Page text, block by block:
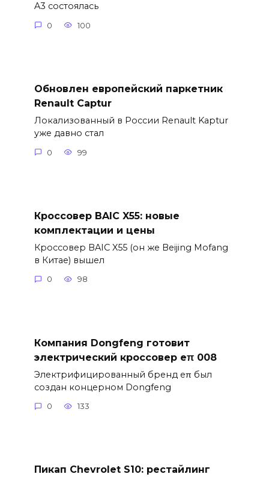
A3 состоялась
0 100
Обновлен европейский паркетник
Renault Captur
Локализованный в России Renault Kaptur
уже давно стал
0 99
Кроссовер BAIC X55: новые
комплектации и цены
Кроссовер BAIC X55 (он же Beijing Mofang
в Китае) вышел
0 98
Компания Dongfeng готовит
электрический кроссовер eπ 008
Электрифицированный бренд eπ был
создан концерном Dongfeng
0 133
Пикап Chevrolet S10: рестайлинг